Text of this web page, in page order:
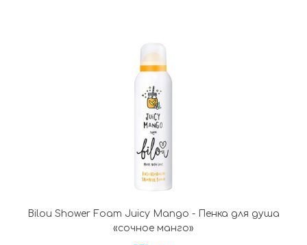
Bilou Shower Foam Juicy Mango - Пенка для душа
«сочное манго»